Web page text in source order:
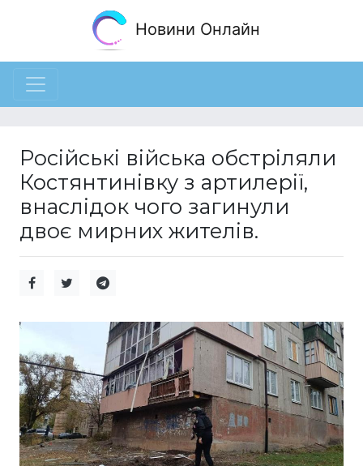
Новини Онлайн
Російські війська обстріляли
Костянтинівку з артилерії,
внаслідок чого загинули
двоє мирних жителів.